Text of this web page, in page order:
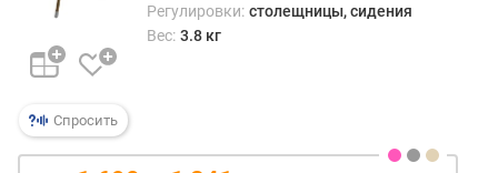
м
п
о
т
з
Спросить
Регулировки: столещницы, сидения
Вес: 3.8 кг